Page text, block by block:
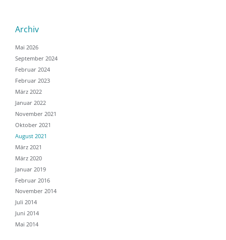
Archiv
Mai 2026
September 2024
Februar 2024
Februar 2023
März 2022
Januar 2022
November 2021
Oktober 2021
August 2021
März 2021
März 2020
Januar 2019
Februar 2016
November 2014
Juli 2014
Juni 2014
Mai 2014